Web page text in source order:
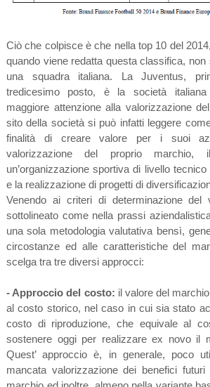
Ciò che colpisce è che nella top 10 del
quando viene redatta questa classifica,
una squadra italiana. La Juventus,
tredicesimo posto, è la società
maggiore attenzione alla valorizzazione
sito della società si può infatti leggere
finalità di creare valore per i suoi
valorizzazione del proprio marchio,
un’organizzazione sportiva di livello
e la realizzazione di progetti di
Venendo ai criteri di determinazione del
sottolineato come nella prassi
una sola metodologia valutativa bensì,
circostanze ed alle caratteristiche del
scelga tra tre diversi approcci:
- Approccio del costo: il valore del
al costo storico, nel caso in cui sia stato
costo di riproduzione, che equivale al
sostenere oggi per realizzare ex novo il
Quest’ approccio è, in generale, poco
mancata valorizzazione dei benefici futuri